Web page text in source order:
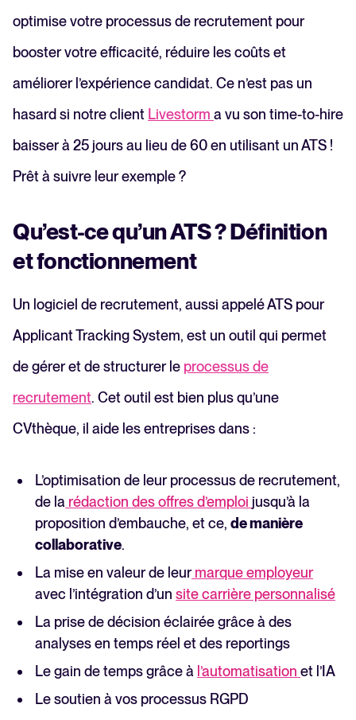
optimise votre processus de recrutement pour
booster votre efficacité, réduire les coûts et
améliorer l’expérience candidat. Ce n’est pas un
hasard si notre client Livestorm a vu son time-to-hire
baisser à 25 jours au lieu de 60 en utilisant un ATS !
Prêt à suivre leur exemple ?
Qu’est-ce qu’un ATS ? Définition
et fonctionnement
Un logiciel de recrutement, aussi appelé ATS pour
Applicant Tracking System, est un outil qui permet
de gérer et de structurer le processus de
recrutement. Cet outil est bien plus qu’une
CVthèque, il aide les entreprises dans :
L’optimisation de leur processus de recrutement,
de la rédaction des offres d’emploi jusqu’à la
proposition d’embauche, et ce, de manière
collaborative.
La mise en valeur de leur marque employeur
avec l’intégration d’un site carrière personnalisé
La prise de décision éclairée grâce à des
analyses en temps réel et des reportings
Le gain de temps grâce à l’automatisation et l’IA
Le soutien à vos processus RGPD